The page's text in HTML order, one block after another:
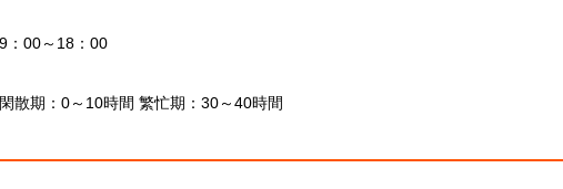
9：00～18：00
閑散期：0～10時間 繁忙期：30～40時間